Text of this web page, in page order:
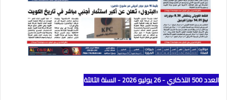
العدد 500 التذكاري - 26 يوليو 2026 - السنة الثالثة